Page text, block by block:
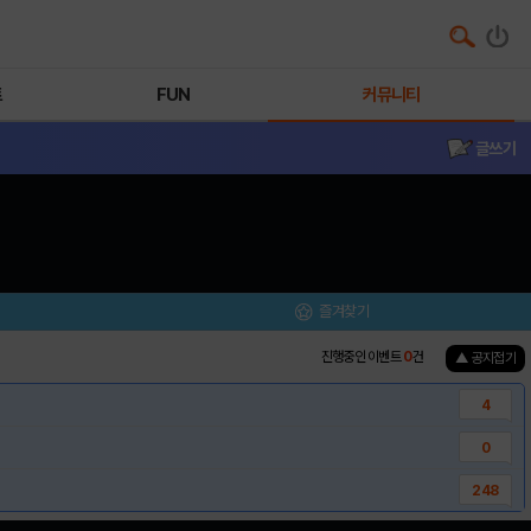
FUN 커뮤니티
글쓰기
즐겨찾기
진행중인 이벤트0건 ▲ 공지접기
4
0
248